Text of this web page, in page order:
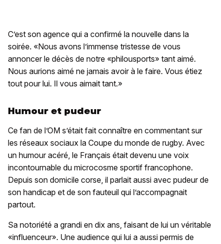
C’est son agence qui a confirmé la nouvelle dans la
soirée. «Nous avons l’immense tristesse de vous
annoncer le décès de notre «philousports» tant aimé.
Nous aurions aimé ne jamais avoir à le faire. Vous étiez
tout pour lui. Il vous aimait tant.»
Humour et pudeur
Ce fan de l’OM s’était fait connaître en commentant sur
les réseaux sociaux la Coupe du monde de rugby. Avec
un humour acéré, le Français était devenu une voix
incontournable du microcosme sportif francophone.
Depuis son domicile corse, il parlait aussi avec pudeur de
son handicap et de son fauteuil qui l’accompagnait
partout.
Sa notoriété a grandi en dix ans, faisant de lui un véritable
«influenceur». Une audience qui lui a aussi permis de